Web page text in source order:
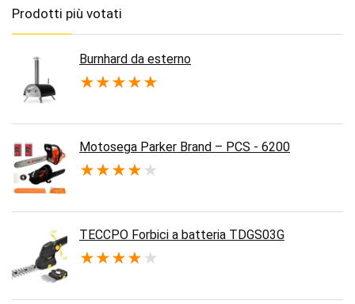
Prodotti più votati
Burnhard da esterno
★★★★★
Motosega Parker Brand – PCS - 6200
★★★★ ★
TECCPO Forbici a batteria TDGS03G
★★★★ ★